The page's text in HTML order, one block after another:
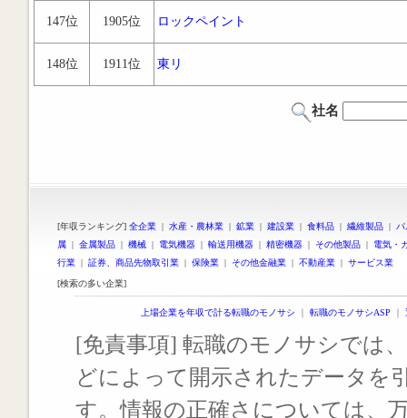
147位 1905位 ロックペイント
148位 1911位 東リ
社名
[年収ランキング] 全企業 | 水産・農林業 | 鉱業 | 建設業 | 食料品 | 繊維製品 |
属 | 金属製品 | 機械 | 電気機器 | 輸送用機器 | 精密機器 | その他製品 | 電気・
行業 | 証券、商品先物取引業 | 保険業 | その他金融業 | 不動産業 | サービス業
[検索の多い企業]
上場企業を年収で計る転職のモノサシ ｜ 転職のモノサシASP ｜
[免責事項] 転職のモノサシでは
どによって開示されたデータを
す。情報の正確さについては、